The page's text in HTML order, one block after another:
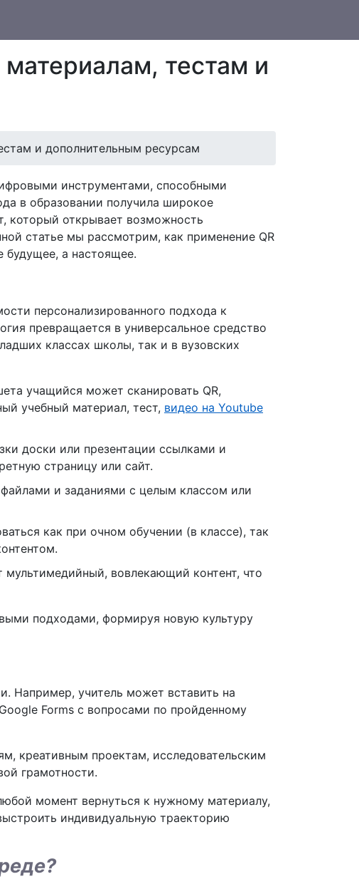
тестам и
и дополнительным ресурсам
инструментами, способными
в образовании получила широкое
который открывает возможность
статье мы рассмотрим, как применение QR
будущее, а настоящее.
персонализированного подхода к
превращается в универсальное средство
классах школы, так и в вузовских
учащийся может сканировать QR,
учебный материал, тест, видео на Youtube
доски или презентации ссылками и
страницу или сайт.
и заданиями с целым классом или
как при очном обучении (в классе), так
мультимедийный, вовлекающий контент, что
подходами, формируя новую культуру
Например, учитель может вставить на
Forms с вопросами по пройденному
креативным проектам, исследовательским
грамотности.
момент вернуться к нужному материалу,
индивидуальную траекторию